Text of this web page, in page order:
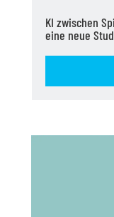
KI zwischen
eine neue